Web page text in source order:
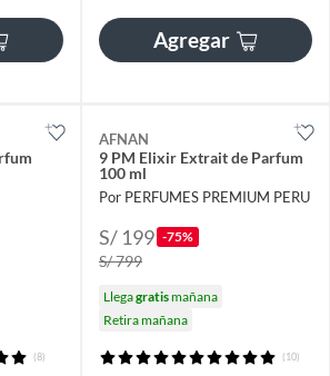
Agregar
(8)
AFNAN
9 PM Elixir Extrait de Parfum
100 ml
Por PERFUMES PREMIUM PERU
S/ 199 -75%
S/ 799
Llegagratismañana
Retira mañana
(10)